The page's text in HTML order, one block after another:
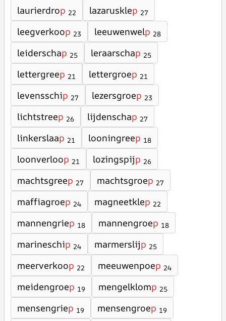
laurierdrop 22 lazarusklep 27
leegverkoop 23 leeuwenwelp 28
leiderschap 25 leraarschap 25
lettergreep 21 lettergroep 21
levensschip 27 lezersgroep 23
lichtstreep 26 lijdenschap 27
linkerslaap 21 looningreep 18
loonverloop 21 lozingspijp 26
machtsgreep 27 machtsgroep 27
maffiagroep 24 magneetklep 22
mannengriep 18 mannengroep 18
marineschip 24 marmerslijp 25
meerverkoop 22 meeuwenpoep 24
meidengroep 19 mengelklomp 25
mensengriep 19 mensengroep 19